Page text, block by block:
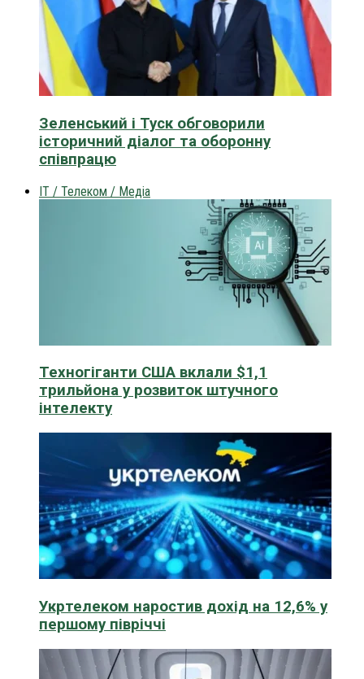
Зеленський і Туск обговорили
історичний діалог та оборонну
співпрацю
IT / Телеком / Медіа
Техногіганти США вклали $1,1
трильйона у розвиток штучного
інтелекту
Укртелеком наростив дохід на 12,6% у
першому півріччі